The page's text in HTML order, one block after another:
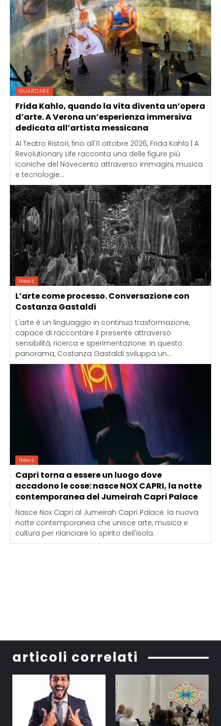
GUARDARE
Frida Kahlo, quando la vita diventa un’opera
d’arte. A Verona un’esperienza immersiva
dedicata all’artista messicana
Al Teatro Ristori, fino all'11 ottobre 2026, Frida Kahlo | A
Revolutionary Life racconta una delle figure più
iconiche del Novecento attraverso immagini, musica
e tecnologie...
News
L’arte come processo. Conversazione con
Costanza Gastaldi
L'arte è un linguaggio in continua trasformazione,
capace di raccontare il presente attraverso
sensibilità, ricerca e sperimentazione. In questo
panorama, Costanza Gastaldi sviluppa un...
News
Capri torna a essere un luogo dove
accadono le cose: nasce NOX CAPRI, la notte
contemporanea del Jumeirah Capri Palace
Nasce Nox Capri al Jumeirah Capri Palace: la nuova
notte contemporanea che unisce arte, musica e
cultura per rilanciare lo spirito dell'isola.
articoli correlati